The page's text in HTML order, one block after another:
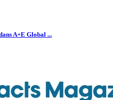
A+E Global ...